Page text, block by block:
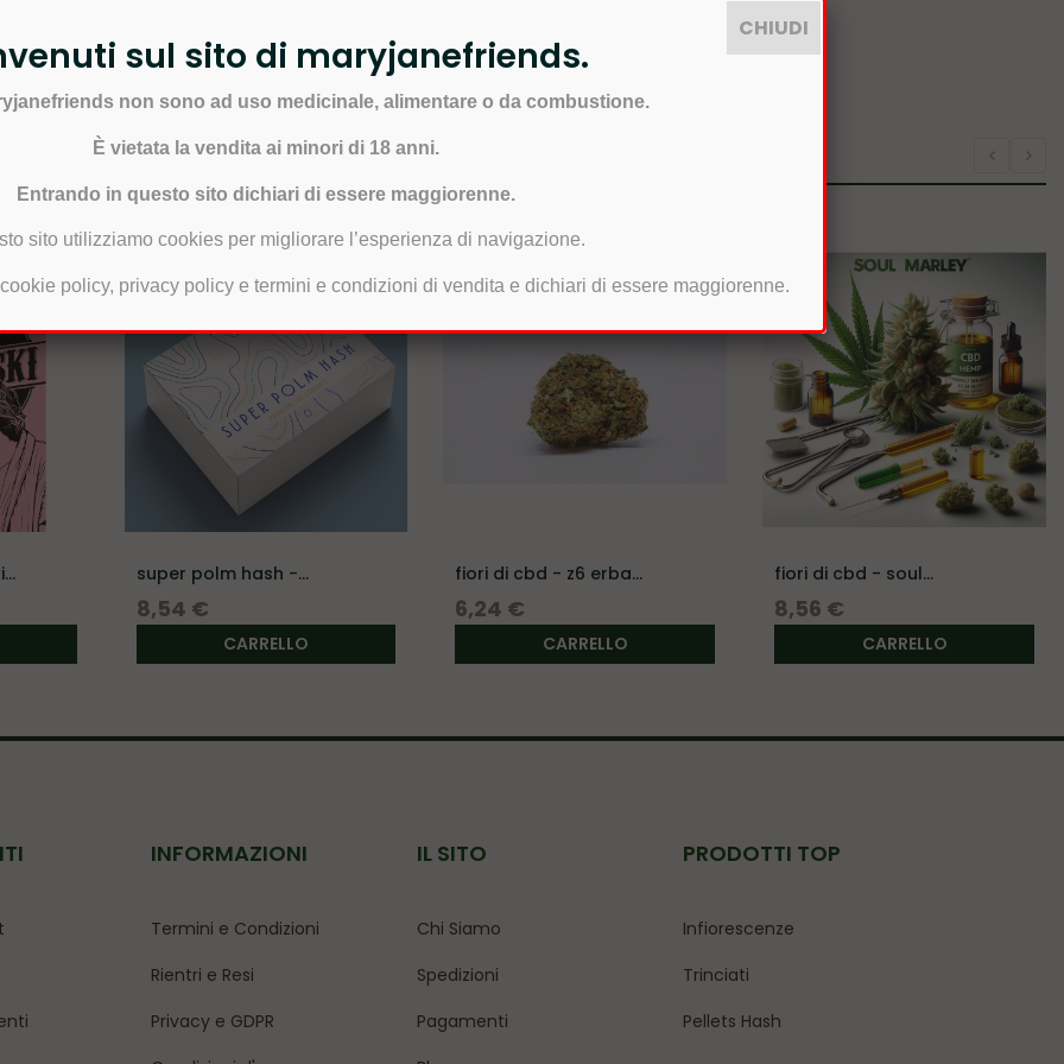
super polm hash -
resina di...
Prezzo
8,54 €
CARRELLO
fiori di cbd - z6 erba...
Prezzo
6,24 €
CARRELLO
fiori di cbd - soul
marley...
Prezzo
8,56 €
CARRELLO
INFORMAZIONI
Termini e Condizioni
Rientri e Resi
Privacy e GDPR
IL SITO
Chi Siamo
Spedizioni
Pagamenti
PRODOTTI TOP
Infiorescenze
Trinciati
Pellets Hash
sul sito di maryjanefriends.
non sono ad uso medicinale, alimentare o da combustione.
È vietata la vendita ai minori di 18 anni.
Entrando in questo sito dichiari di essere maggiorenne.
sito utilizziamo cookies per migliorare l’esperienza di navigazione.
policy, privacy policy e termini e condizioni di vendita e dichiari di essere maggiorenne.
CHIUDI